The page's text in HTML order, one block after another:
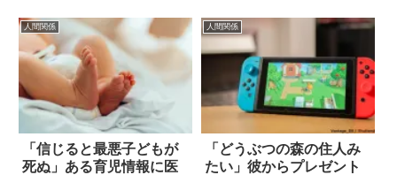
人間関係
「信じると最悪子どもが
死ぬ」ある育児情報に医
人間関係
「どうぶつの森の住人み
たい」彼からプレゼント